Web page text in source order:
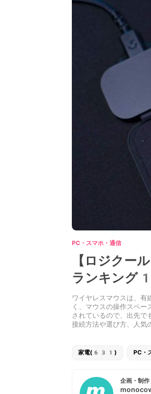
PC・スマホ・通信
【ロジクー
ランキング
ワイヤレスマウスは、有
く、マウスの操作スペ
されているので、出先で
接続方法や選び方、人気
家電(631) PC
企画・制作